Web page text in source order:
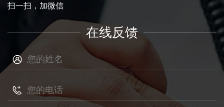
扫一扫，加微信
在线反馈